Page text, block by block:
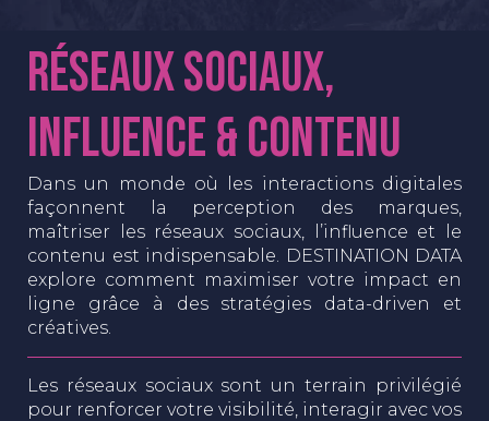
Réseaux Sociaux,
Influence & Contenu
Dans un monde où les interactions digitales
façonnent la perception des marques,
maîtriser les réseaux sociaux, l’influence et le
contenu est indispensable. DESTINATION DATA
explore comment maximiser votre impact en
ligne grâce à des stratégies data-driven et
créatives.
Les réseaux sociaux sont un terrain privilégié
pour renforcer votre visibilité, interagir avec vos